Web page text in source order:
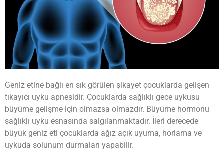
Geniz etine bağlı en sık görülen şikayet çocuklarda gelişen
tıkayıcı uyku apnesidir. Çocuklarda sağlıklı gece uykusu
büyüme gelişme için olmazsa olmazdır. Büyüme hormonu
sağlıklı uyku esnasında salgılanmaktadır. İleri derecede
büyük geniz eti çocuklarda ağız açık uyuma, horlama ve
uykuda solunum durmaları yapabilir.